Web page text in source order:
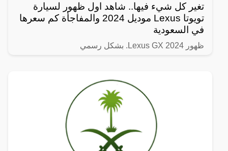
تغير كل شيء فيها.. شاهد اول ظهور لسيارة
تويوتا Lexus موديل 2024 والمفاجأة كم سعرها
في السعودية
ظهور Lexus GX 2024. بشكل رسمي